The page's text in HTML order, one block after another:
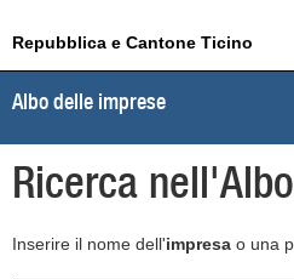
Repubblica e Cantone Ticino
Albo delle imprese
Ricerca
Inserire il nome dell'impresa o una